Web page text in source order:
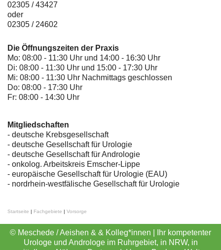
02305 / 43427
oder
02305 / 24602
Die Öffnungszeiten der Praxis
Mo: 08:00 - 11:30 Uhr und 14:00 - 16:30 Uhr
Di: 08:00 - 11:30 Uhr und 15:00 - 17:30 Uhr
Mi: 08:00 - 11:30 Uhr Nachmittags geschlossen
Do: 08:00 - 17:30 Uhr
Fr: 08:00 - 14:30 Uhr
Mitgliedschaften
- deutsche Krebsgesellschaft
- deutsche Gesellschaft für Urologie
- deutsche Gesellschaft für Andrologie
- onkolog. Arbeitskreis Emscher-Lippe
- europäische Gesellschaft für Urologie (EAU)
- nordrhein-westfälische Gesellschaft für Urologie
Startseite | Fachgebiete | Vorsorge
© Meschede / Aeishen & & Kolleg*innen | Ihr kompetenter
Urologe und Androloge im Ruhrgebiet, in NRW, in